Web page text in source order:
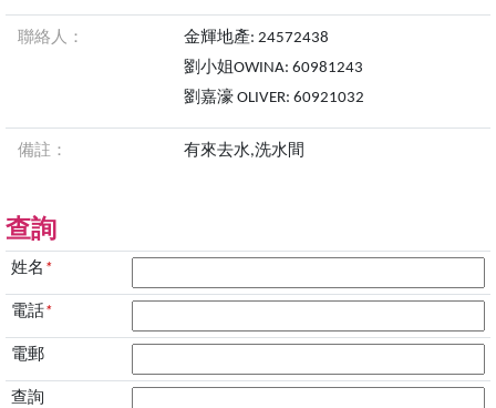
聯絡人：
金輝地產: 24572438
劉小姐OWINA: 60981243
劉嘉濠 OLIVER: 60921032
備註： 有來去水,洗水間
查詢
姓名 *
電話*
電郵
查詢